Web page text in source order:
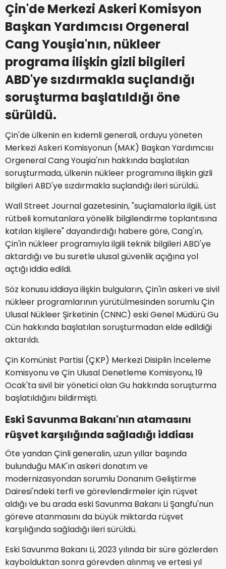
Çin'de Merkezi Askeri Komisyon
Başkan Yardımcısı Orgeneral
Cang Youşia'nın, nükleer
programa ilişkin gizli bilgileri
ABD'ye sızdırmakla suçlandığı
soruşturma başlatıldığı öne
sürüldü.
Çin'de ülkenin en kıdemli generali, orduyu yöneten
Merkezi Askeri Komisyonun (MAK) Başkan Yardımcısı
Orgeneral Cang Youşia'nın hakkında başlatılan
soruşturmada, ülkenin nükleer programına ilişkin gizli
bilgileri ABD'ye sızdırmakla suçlandığı ileri sürüldü.
Wall Street Journal gazetesinin, "suçlamalarla ilgili, üst
rütbeli komutanlara yönelik bilgilendirme toplantısına
katılan kişilere" dayandırdığı habere göre, Cang'ın,
Çin'in nükleer programıyla ilgili teknik bilgileri ABD'ye
aktardığı ve bu suretle ulusal güvenlik açığına yol
açtığı iddia edildi.
Söz konusu iddiaya ilişkin bulguların, Çin'in askeri ve sivil
nükleer programlarının yürütülmesinden sorumlu Çin
Ulusal Nükleer Şirketinin (CNNC) eski Genel Müdürü Gu
Cün hakkında başlatılan soruşturmadan elde edildiği
aktarıldı.
Çin Komünist Partisi (ÇKP) Merkezi Disiplin İnceleme
Komisyonu ve Çin Ulusal Denetleme Komisyonu, 19
Ocak'ta sivil bir yönetici olan Gu hakkında soruşturma
başlatıldığını bildirmişti.
Eski Savunma Bakanı'nın atamasını
rüşvet karşılığında sağladığı iddiası
Öte yandan Çinli generalin, uzun yıllar başında
bulunduğu MAK'ın askeri donatım ve
modernizasyondan sorumlu Donanım Geliştirme
Dairesi'ndeki terfi ve görevlendirmeler için rüşvet
aldığı ve bu arada eski Savunma Bakanı Li Şangfu'nun
göreve atanmasını da büyük miktarda rüşvet
karşılığında sağladığı ileri sürüldü.
Eski Savunma Bakanı Li, 2023 yılında bir süre gözlerden
kaybolduktan sonra görevden alınmış ve ertesi yıl